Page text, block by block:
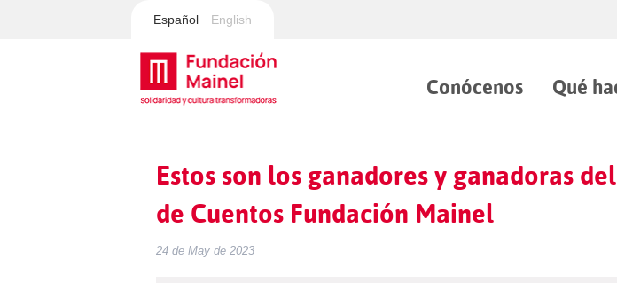
Español English
Conócenos Qué
Estos son los ganadores y ganadoras
de Cuentos Fundación Mainel
24 de May de 2023